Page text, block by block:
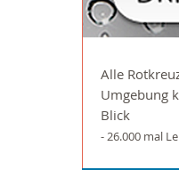
Alle
Umgebung
Blick
- 26.000 mal